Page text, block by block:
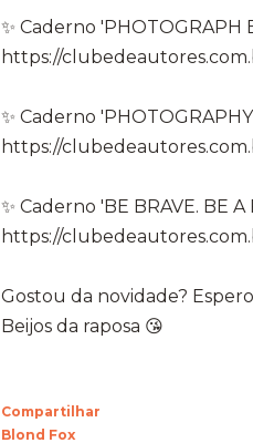
✨ Caderno 'PHOTOGRAPH
https://
✨ Caderno 'PHOTOGRAPHY
https://
✨ Caderno 'BE BRAVE. BE A
https://
Gostou da novidade?
Beijos da raposa 😘
Compartilhar
Blond Fox